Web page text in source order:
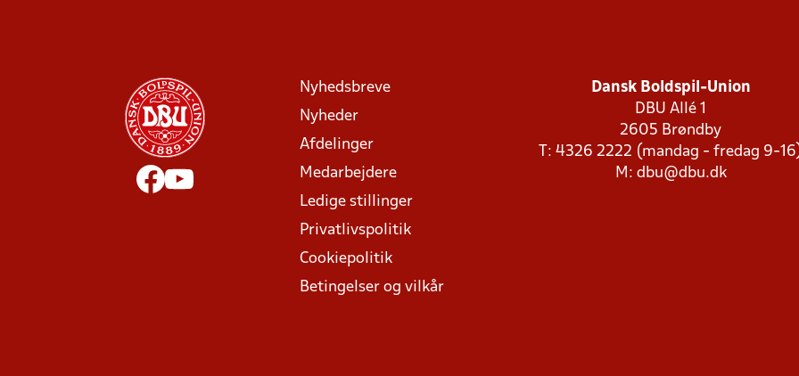
Nyhedsbreve
Nyheder
Afdelinger
Medarbejdere
Ledige stillinger
Privatlivspolitik
Cookiepolitik
Betingelser og vilkår
Dansk Boldspil-Union
DBU Allé 1
2605 Brøndby
T: 4326 2222 (mandag - fredag 9-
M: dbu@dbu.dk